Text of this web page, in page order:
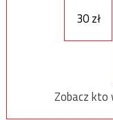
30 zł
Zobacz kto